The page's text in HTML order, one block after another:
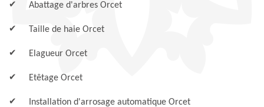
Abattage d'arbres Orcet
Taille de haie Orcet
Elagueur Orcet
Etêtage Orcet
Installation d'arrosage automatique Orcet